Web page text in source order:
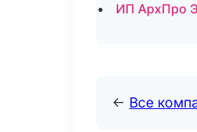
ИП АрхПро
← Все